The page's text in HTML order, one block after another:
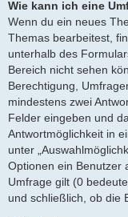
Wie kann ich eine
Wenn du ein neues
Themas bearbeitest,
unterhalb des
Bereich nicht sehen
Berechtigung,
mindestens zwei
Felder eingeben und
Antwortmöglichkeit in
unter
Optionen ein Benutzer
Umfrage gilt (0
und schließlich, ob die